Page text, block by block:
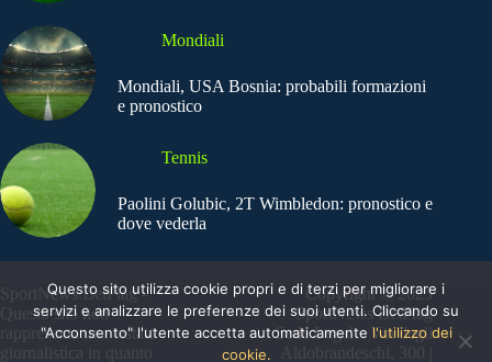
Mondiali
Mondiali, USA Bosnia: probabili formazioni
e pronostico
Tennis
Paolini Golubic, 2T Wimbledon: pronostico e
dove vederla
SportNews.BetFlag -
Questo sito non
rappresenta una testata
giornalistica in quanto
Copyright © 2025
SportNews BetFlag
Sede Legale: Via degli
Aldobrandeschi, 300 |
Questo sito utilizza cookie propri e di terzi per migliorare i
servizi e analizzare le preferenze dei suoi utenti. Cliccando su
"Acconsento" l'utente accetta automaticamente l'utilizzo dei
cookie.